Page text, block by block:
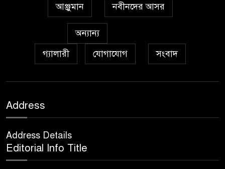
অঞ্চল ভিত্তিক জশনে জুলূসে ঈদে
মিলাদুন্নবী এর গুরুত্ব
আইয়ূবীদের গ্রীবায় মারওয়ানী
১০
‘উরসে পাক সম্পন্ন
আঞ্জুমান
নবীনদের আসর
অন্যান্য
গ্যালারী
যোগাযোগ সংবাদ
Address
Address Details
Editorial Info Title